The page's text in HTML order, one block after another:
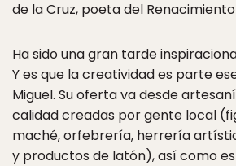
de la Cruz, poeta del
Ha sido una gran tarde
Y es que la creatividad es parte
Miguel. Su oferta va desde
calidad creadas por gente local
maché, orfebrería, herrería
y productos de latón), así como